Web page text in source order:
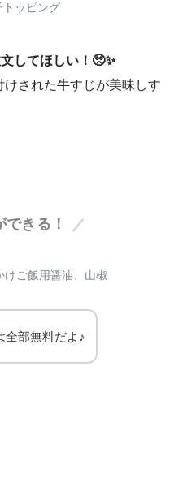
トッピング
してほしい！🥺✨
された牛すじが美味しす
きる！
けご飯用醤油、山椒
全部無料だよ♪